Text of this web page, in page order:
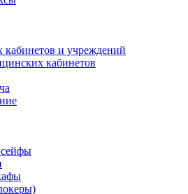
и учреждений
кабинетов
сейфы